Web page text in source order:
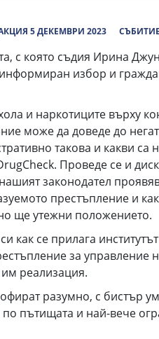
5 ДЕКЕМВРИ 2023 СЪБИТИЕ
с която съдия Ирина
избор и
и наркотиците върху
може да доведе до
такова и какви
Проведе се и
законодател
престъпление и
ще утежни положението.
как се прилага
за
реализация.
разумно, с бистър
пътищата и най-вече